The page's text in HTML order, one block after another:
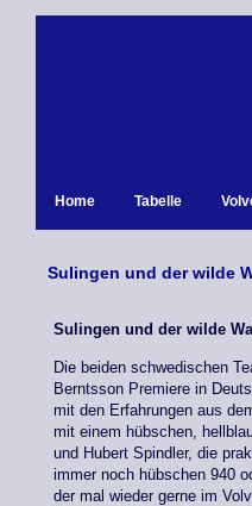
Home Tabelle
Sulingen und der wilde
Sulingen und der wilde
Die beiden schwedischen
Berntsson Premiere in
mit den Erfahrungen aus
mit einem hübschen,
und Hubert Spindler, die
immer noch hübschen 940
der mal wieder gerne im